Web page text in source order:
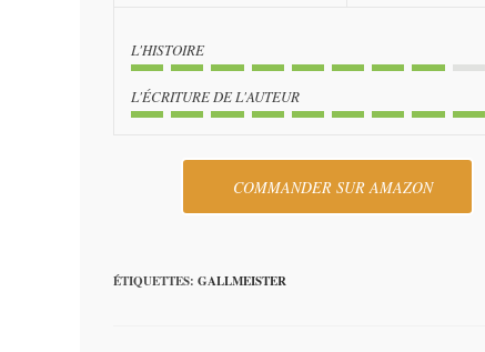
L'HISTOIRE
L'ÉCRITURE DE L'AUTEUR
COMMANDER SUR AMAZON
ÉTIQUETTES: GALLMEISTER